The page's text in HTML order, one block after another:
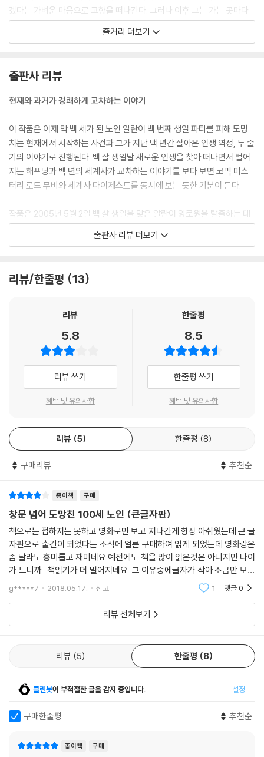
거의 무아지경 상태에서 미합중국 대통령에게 자기 이름의 철자를 대고 난
제3서기관 베리크비스트는 수화기를 내려놓고 적어도 8분 동안 아무 말
도 하지 못했다. 그 8분은 타게 엘란데르 수상이 두 가지 지시 사항을 하달
하기 위해 테헤란 주재 스웨덴 대사관의 제3서기관 베리크비스트에게 전
첫째, 즉각 알란 칼손에게 외교관 여권을 발급할 것.
「하지만 이분은 주민 등록 번호도 없는걸요.」 제3서기관 베리크비스트가
「그 문제는 제3서기관이 알아서 해결하도록 하시오. 제4서기관 또는 제5
서기관이 되고 싶지 않다면 말이오.」 엘란데르 수상이 쏘아붙였다.
「하지만 제4서기관 같은 것은 없는데요. 제5서기관도 없고요…….」
「그렇다면 결론이 뭐겠소?」 --- p.306~307
입고 있다면 대답은 [아니요]겠지만 지금은 사정이 달라졌다. 알란이 소련
의 원수로 변신한 이후 한국의 강력한 이웃은 [위협]에서 [약속]으로 바뀐
것이다. 만일 김일성이 멋진 소개장까지 써준다면 금상첨화이리라. (……)
백 대를 선사할 것이다. 아니, 4백 대도 무방하리라. 쩨쩨하게 굴 이유는 전
혀 없으니까. 그런 다음 위원장 동무에게 정중히 부탁하리라. 마오쩌둥 동
란은 자신의 빈틈없는 계획에 만족했다.
겠다는 가벼운 마음으로 고향을 떠나간다. 그러나 이후 그는 가는 곳마다
의도치 않게 세계사의 격변에 휘말리게 된다. 스페인 내전에서 프랑코 장
군의 목숨을 구하는가 하면, 미국 과학자들에게 핵폭탄 제조의 결정적 단
기도 한다. 그의 인생을 따라가는 것만으로도 20세기의 주요 사건들을 죽
훑을 수 있는 셈이다.
줄거리 더보기
출판사 리뷰
현재와 과거가 경쾌하게 교차하는 이야기
이 작품은 이제 막 백 세가 된 노인 알란이 백 번째 생일 파티를 피해 도망
치는 현재에서 시작하는 사건과 그가 지난 백 년간 살아온 인생 역정, 두 줄
기의 이야기로 진행된다. 백 살 생일날 새로운 인생을 찾아 떠나면서 벌어
지는 해프닝과 백 년의 세계사가 교차하는 이야기를 보다 보면 코믹 미스
터리 로드 무비와 세계사 다이제스트를 동시에 보는 듯한 기분이 든다.
작품은 2005년 5월 2일 백 살 생일을 맞은 알란이 양로원을 탈출하는 데
서 출발한다. [이제 그만 죽어야지]라고 되뇌는 대신 [연장전]으로 접어든
인생을 즐기기로 결심한 것이다.
연찮게 어느 갱단의 돈가방을 손에 넣게 되고, 자신을 추적하는 무리를 피
율리우스, 수십 개의 학위를 [거의] 딸 뻔한 베니, 코끼리를 키우는 [예쁜
읍은 노인의 실종으로 발칵 뒤집히고 연로한 노인을 찾기 위해 형사반장이
급파된다. 백 세 노인 일행과 그들을 쫓는 갱단, 그리고 그 뒤로 또다시 그
들의 자취를 따라가는 경찰. 보통의 추격전과 달리 도망치는 쪽이 여유롭
기 그지없는 이 술래잡기는 신선한 재미를 준다.
살아온 백 년의 이야기이다. 어려서 부모를 잃고 폭약 회사에 취직한 알란
은 험한 시대가 요구하는 그 기술 덕에 스웨덴 시골뜨기로선 상상조차 하
지 못했던 인생을 살게 된다. 그저 [검둥이]를 한번 보고 싶어 고향을 떠난
그는 스페인 내전에서 프랑코 장군의 목숨을 구하는가 하면, 미국 과학자
건져 내고, 스탈린에게 밉보여 블라디보스토크로 노역을 갔다가 북한으로
탈출해 김일성과 어린 김정일을 만나기도 한다. 엄청난 사건과 고난이 끝
습은 독자들로 하여금 [행복]이란 무엇인지, 그리고 행복한 삶을 살고자
하는 자유의지를 과연 그 무엇이 억누를 수 있는지 생각하게 한다.
작품 속 알란의 철학은 간단명료하다. 그는 푸짐한 음식과 술만 있으면 이
세상에 더 바랄 게 없으며, 정치와 종교 이야기를 그 무엇보다 싫어한다. 모
않고 그때그때 마음의 끌림에 따라 움직이는 그의 모습은 오히려 비현실적
으로 느껴질 정도다. 우연히 세계 유명 인사를 만나고 커다란 역사적 사건
정신은 로버트 저메키스 감독의 영화 「포레스트 검프」를 떠올리게 하기도
한다. 아예 지능이 낮은 저능아로 그려진 포레스트 검프나, 멍청하지는 않
되 정치적 판단을 거부하는 알란은, 매사를 정치적 시각에서 접근함으로써
효과적인 장치로 볼 수 있다.
출판사 리뷰 더보기
리뷰/한줄평 13
리뷰
5.8
리뷰 쓰기
혜택 및 유의사항
한줄평
8.5
한줄평 쓰기
혜택 및 유의사항
리뷰 5 한줄평 8
구매리뷰 추천순
종이책 구매
창문 넘어 도망친 100세 노인 (큰글자판)
책으로는 접하지는 못하고 영화로만 보고 지나간게 항상 아쉬웠는데 큰 글
자판으로 출간이 되었다는 소식에 얼른 구매하여 읽게 되었는데 영화랑은
좀 달라도 흥미롭고 재미네요.예전에도 책을 많이 읽은것은 아니지만 나이
가 드니까 책읽기가 더 멀어지네요. 그 이유중에글자가 작아 조금만 보아
도 눈과 머리가 아파 오래 읽지를 못해 자꾸 책과 멀리하게 되는것 같습니
다. 그런데 이
g*****7 2018.05.17. 신고 1 댓글0
리뷰 전체보기
리뷰 5 한줄평 8
클린봇이 부적절한 글을 감지 중입니다. 설정
구매한줄평 추천순
종이책 구매